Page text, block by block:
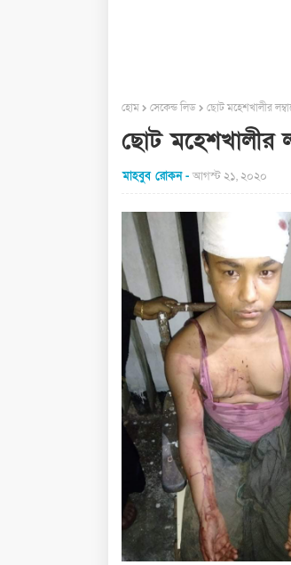
হোম সেকেন্ড লিড ছোট মহেশখালীর
ছোট মহেশখালীর
মাহবুব রোকন আগস্ট ২১, ২০২০